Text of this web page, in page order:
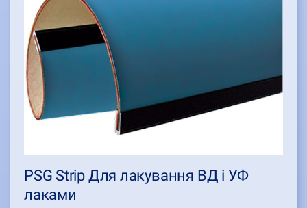
PSG Strip Для лакування ВД і УФ
лаками